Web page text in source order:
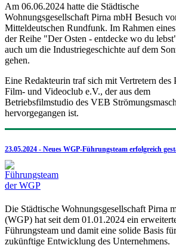
Am 06.06.2024 hatte die Städtische
Wohnungsgesellschaft Pirna mbH Besuch
Mitteldeutschen Rundfunk. Im Rahmen
der Reihe "Der Osten - entdecke wo du
auch um die Industriegeschichte auf dem
gehen.
Eine Redakteurin traf sich mit Vertretern des
Film- und Videoclub e.V., der aus dem
Betriebsfilmstudio des VEB
hervorgegangen ist.
23.05.2024 - Neues WGP-Führungsteam erfolgreich
Die Städtische Wohnungsgesellschaft Pirna
(WGP) hat seit dem 01.01.2024 ein
Führungsteam und damit eine solide Basis
zukünftige Entwicklung des Unternehmens.